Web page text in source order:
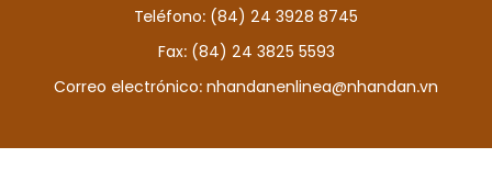
Teléfono: (84) 24 3928 8745
Fax: (84) 24 3825 5593
Correo electrónico: nhandanenlinea@nhandan.vn